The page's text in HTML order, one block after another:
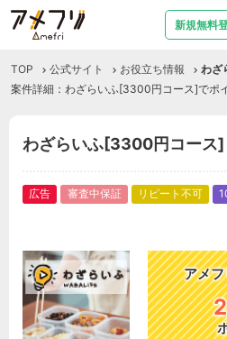
新規無料
TOP 公式サイト お役立ち情報
わざ
案件詳細：わざらいふ[3300円コース]でポ
わざらいふ[3300円コース]
広告 審査中保証 リピート不可
アメ